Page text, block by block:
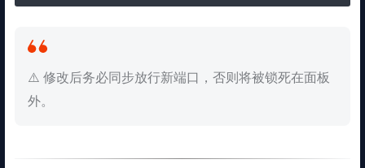
⚠️ 修改后务必同步放行新端口，否则将被锁死在面板
外。